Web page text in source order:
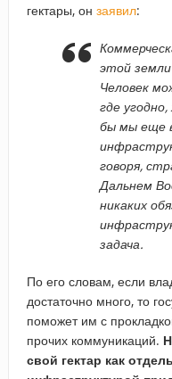
гектары, он заявил:
этой
Человек
где
бы мы еще
говоря,
Дальнем
никаких
задача.
По его словам, если
достаточно много, то
поможет им с
прочих коммуникаций.
свой гектар как